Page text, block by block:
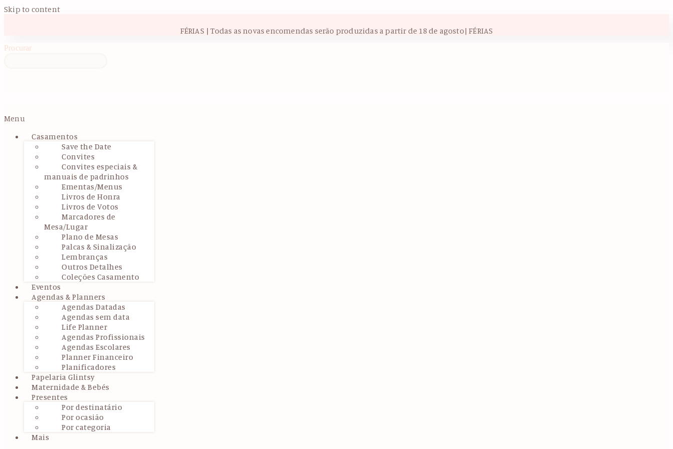
Skip to content
FÉRIAS | Todas as novas encomendas serão produzidas a partir de 18 de agosto| FÉRIAS
Procurar
Menu
Casamentos
Save the Date
Convites
Convites especiais &
manuais de padrinhos
Ementas/Menus
Livros de Honra
Livros de Votos
Marcadores de
Mesa/Lugar
Plano de Mesas
Palcas & Sinalização
Lembranças
Outros Detalhes
Coleções Casamento
Eventos
Agendas & Planners
Agendas Datadas
Agendas sem data
Life Planner
Agendas Profissionais
Agendas Escolares
Planner Financeiro
Planificadores
Papelaria Glintsy
Maternidade & Bebés
Presentes
Por destinatário
Por ocasião
Por categoria
Mais